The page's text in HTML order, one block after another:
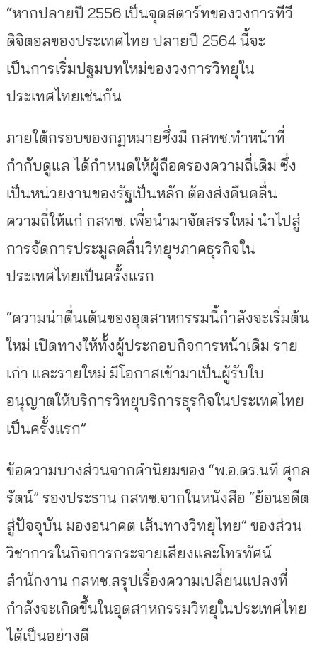
“หากปลายปี 2556 เป็นจุดสตาร์ทของวงการทีวี
ดิจิตอลของประเทศไทย ปลายปี 2564 นี้จะ
เป็นการเริ่มปฐมบทใหม่ของวงการวิทยุใน
ประเทศไทยเช่นกัน
ภายใต้กรอบของกฏหมายซึ่งมี กสทช.ทำหน้าที่
กำกับดูแล ได้กำหนดให้ผู้ถือครองความถี่เดิม ซึ่ง
เป็นหน่วยงานของรัฐเป็นหลัก ต้องส่งคืนคลื่น
ความถี่ให้แก่ กสทช. เพื่อนำมาจัดสรรใหม่ นำไปสู่
การจัดการประมูลคลื่นวิทยุฯภาคธุรกิจใน
ประเทศไทยเป็นครั้งแรก
“ความน่าตื่นเต้นของอุตสาหกรรมนี้กำลังจะเริ่มต้น
ใหม่ เปิดทางให้ทั้งผู้ประกอบกิจการหน้าเดิม ราย
เก่า และรายใหม่ มีโอกาสเข้ามาเป็นผู้รับใบ
อนุญาตให้บริการวิทยุบริการธุรกิจในประเทศไทย
เป็นครั้งแรก”
ข้อความบางส่วนจากคำนิยมของ “พ.อ.ดร.นที ศุกล
รัตน์” รองประธาน กสทช.จากในหนังสือ “ย้อนอดีต
สู่ปัจจุบัน มองอนาคต เส้นทางวิทยุไทย” ของส่วน
วิชาการในกิจการกระจายเสียงและโทรทัศน์
สำนักงาน กสทช.สรุปเรื่องความเปลี่ยนแปลงที่
กำลังจะเกิดขึ้นในอุตสาหกรรมวิทยุในประเทศไทย
ได้เป็นอย่างดี